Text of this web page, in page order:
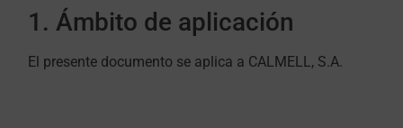
1. Ámbito de aplicación
El presente documento se aplica a CALMELL, S.A.